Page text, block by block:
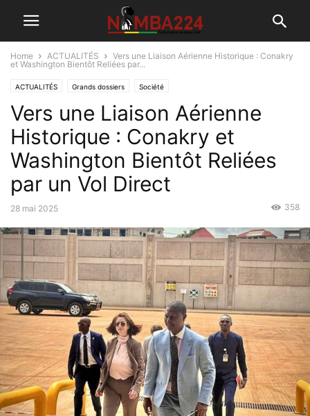
Home ACTUALITÉS
Vers une Liaison Aérienne Historique : Conakry
et Washington Bientôt Reliées par...
ACTUALITÉS Grands dossiers Société
Vers une Liaison Aérienne
Historique : Conakry et
Washington Bientôt Reliées
par un Vol Direct
28 mai 2025 358